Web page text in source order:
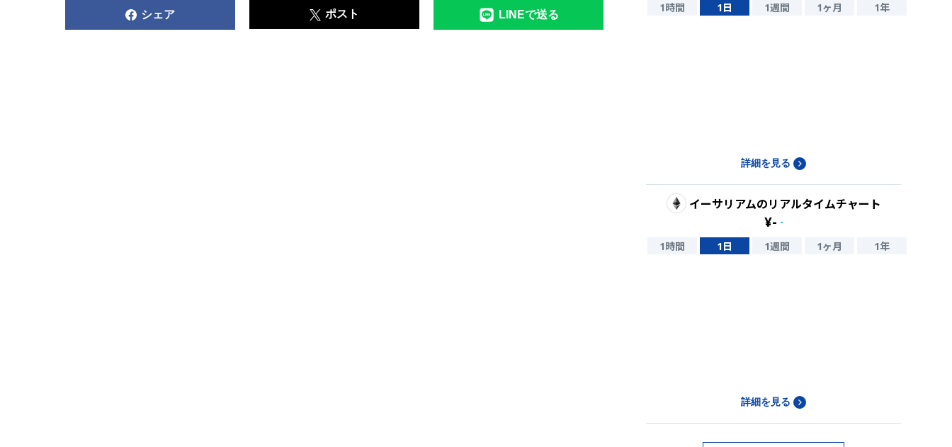
シェア ポスト LINEで送る 1時間 1日 1週間 1ヶ月 1年
詳細を見る
イーサリアムのリアルタイムチャート
¥- -
1時間 1日 1週間 1ヶ月 1年
詳細を見る